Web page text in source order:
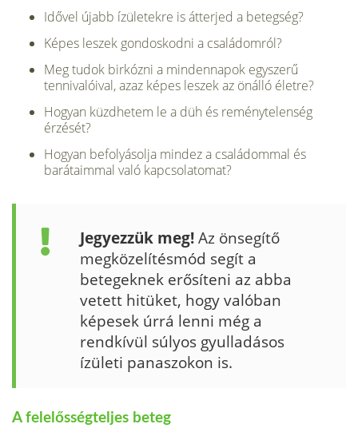
Idővel újabb ízületekre is átterjed a betegség?
Képes leszek gondoskodni a családomról?
Meg tudok birkózni a mindennapok egyszerű
tennivalói­val, azaz képes leszek az önálló életre?
Hogyan küzdhetem le a düh és reménytelenség
érzését?
Hogyan befolyásolja mindez a családommal és
barátaim­mal való kapcsolatomat?
Jegyezzük meg!Az önsegítő
megközelítésmód segít a
betegeknek erősíteni az abba
vetett hitüket, hogy valóban
képesek úrrá lenni még a
rendkívül súlyos gyulladásos
ízületi pana­szokon is.
A felelősségteljes beteg